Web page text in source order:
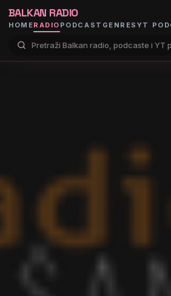
BALKAN RADIO
HOMERADIO PODCAST GENRES YT